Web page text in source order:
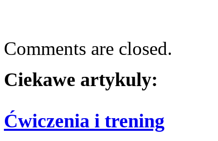
Comments are closed.
Ciekawe artykuly:
Ćwiczenia i trening